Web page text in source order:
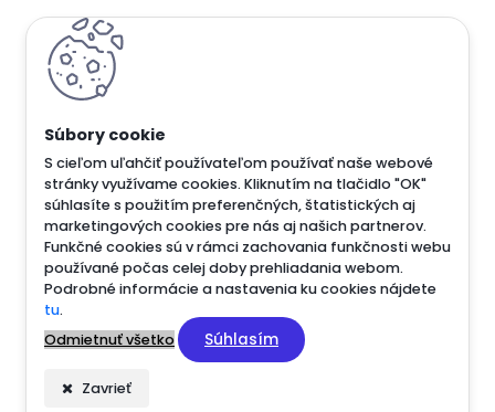
S cieľom uľahčiť používateľom používať naše webové
stránky využívame cookies. Kliknutím na tlačidlo "OK"
súhlasíte s použitím preferenčných, štatistických aj
marketingových cookies pre nás aj našich partnerov.
Funkčné cookies sú v rámci zachovania funkčnosti webu
používané počas celej doby prehliadania webom.
Podrobné informácie a nastavenia ku cookies nájdete
tu.
Odmietnuť všetko
Súhlasím
Zavrieť